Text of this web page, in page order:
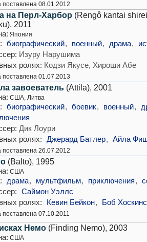
поставлена 08.01.2012
на Перл-Харбор (Rengô kantai
2011
Япония
биографический, военный, драма,
Изуру Нарушима
ролях: Кодзи Якусе, Хироши Абе
поставлена 01.07.2013
завоеватель (Attila), 2001
США, Литва
биографический, боевик, военный,
Дик Лоури
ролях: Джерард Батлер, Айла
поставлена 26.07.2012
(Balto), 1995
США
драма, мультфильм, приключения,
Саймон Уэллс
ролях:
Кевин Бейкон, Боб Хоскинс
поставлена 07.10.2011
Немо (Finding Nemo), 2003
США